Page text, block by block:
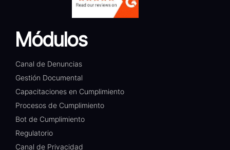
Módulos
Canal de Denuncias
Gestión Documental​
Capacitaciones en Cumplimiento​
Procesos de Cumplimiento​
Bot de Cumplimiento​
Regulatorio​
Canal de Privacidad​